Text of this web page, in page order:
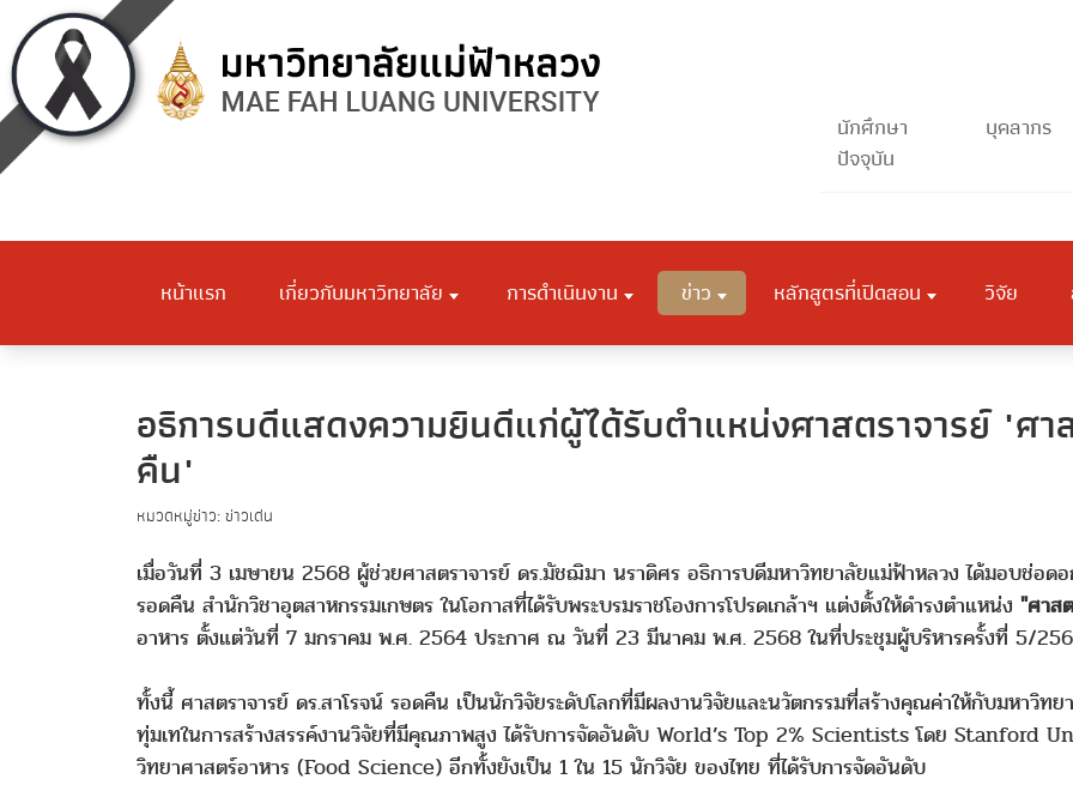
นักศึกษา
ปัจจุบัน
บุคลากร
หน้าแรก เกี่ยวกับมหาวิทยาลัย การดำเนินงาน ข่าว หลักสูตรที่เปิดสอน วิจัย
อธิการบดีแสดงความยินดีแก่ผู้ได้รับตำแหน่งศาสตราจารย์ "ศา
คืน"
หมวดหมู่ข่าว: ข่าวเด่น
เมื่อวันที่ 3 เมษายน 2568 ผู้ช่วยศาสตราจารย์ ดร.มัชฌิมา นราดิศร อธิการบดีมหาวิทยาลัยแม่ฟ้าหลวง ได้มอบช่อด
รอดคืน สำนักวิชาอุตสาหกรรมเกษตร ในโอกาสที่ได้รับพระบรมราชโองการโปรดเกล้าฯ แต่งตั้งให้ดำรงตำแหน่ง "ศาส
อาหาร ตั้งแต่วันที่ 7 มกราคม พ.ศ. 2564 ประกาศ ณ วันที่ 23 มีนาคม พ.ศ. 2568 ในที่ประชุมผู้บริหารครั้งที่ 5/
ทั้งนี้ ศาสตราจารย์ ดร.สาโรจน์ รอดคืน เป็นนักวิจัยระดับโลกที่มีผลงานวิจัยและนวัตกรรมที่สร้างคุณค่าให้กับมหาวิท
ทุ่มเทในการสร้างสรรค์งานวิจัยที่มีคุณภาพสูง ได้รับการจัดอันดับ World’s Top 2% Scientists โดย Stanford
วิทยาศาสตร์อาหาร (Food Science) อีกทั้งยังเป็น 1 ใน 15 นักวิจัย ของไทย ที่ได้รับการจัดอันดับ